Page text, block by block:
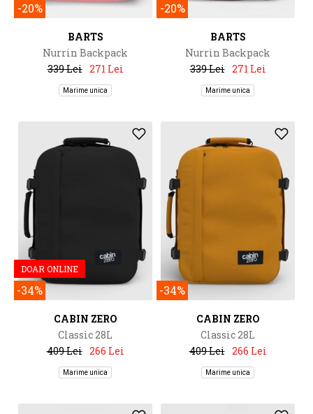
-20%
BARTS
Nurrin Backpack
339 Lei 271 Lei
Marime unica
-20%
BARTS
Nurrin Backpack
339 Lei 271 Lei
Marime unica
DOAR ONLINE
-34%
CABIN ZERO
Classic 28L
409 Lei 266 Lei
Marime unica
-34%
CABIN ZERO
Classic 28L
409 Lei 266 Lei
Marime unica